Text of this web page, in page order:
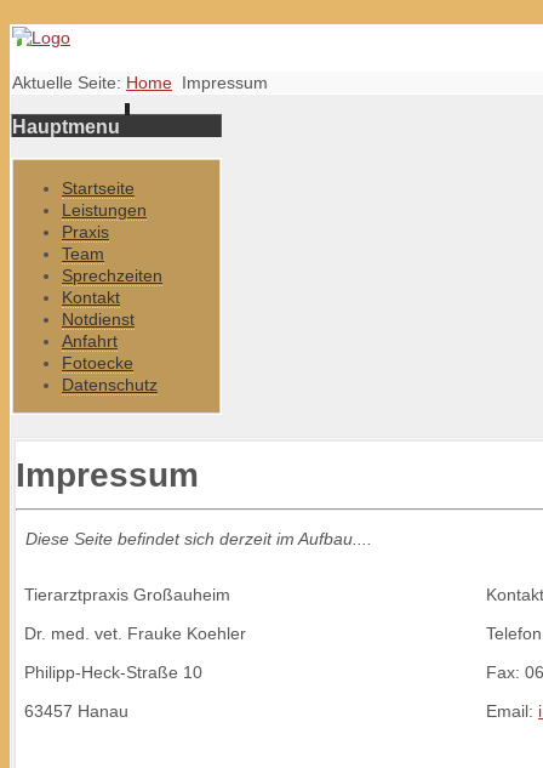
Aktuelle Seite: Home Impressum
Hauptmenu
Startseite
Leistungen
Praxis
Team
Sprechzeiten
Kontakt
Notdienst
Anfahrt
Fotoecke
Datenschutz
Impressum
Diese Seite befindet sich derzeit im Aufbau....
Tierarztpraxis Großauheim
Dr. med. vet. Frauke Koehler
Philipp-Heck-Straße 10
63457 Hanau
Fax:
Email: